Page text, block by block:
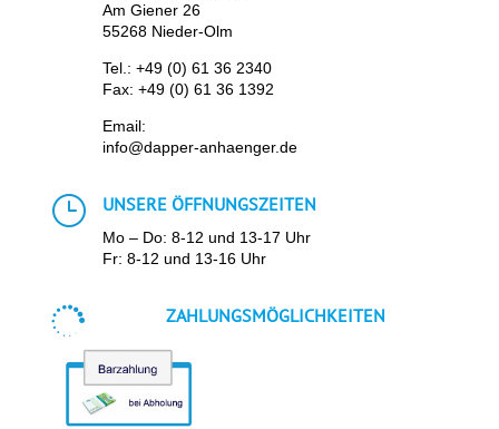
Am Giener 26
55268 Nieder-Olm
Tel.: +49 (0) 61 36 2340
Fax: +49 (0) 61 36 1392
Email:
info@dapper-anhaenger.de
} UNSERE ÖFFNUNGSZEITEN
Mo – Do: 8-12 und 13-17 Uhr
Fr: 8-12 und 13-16 Uhr
 ZAHLUNGSMÖGLICHKEITEN